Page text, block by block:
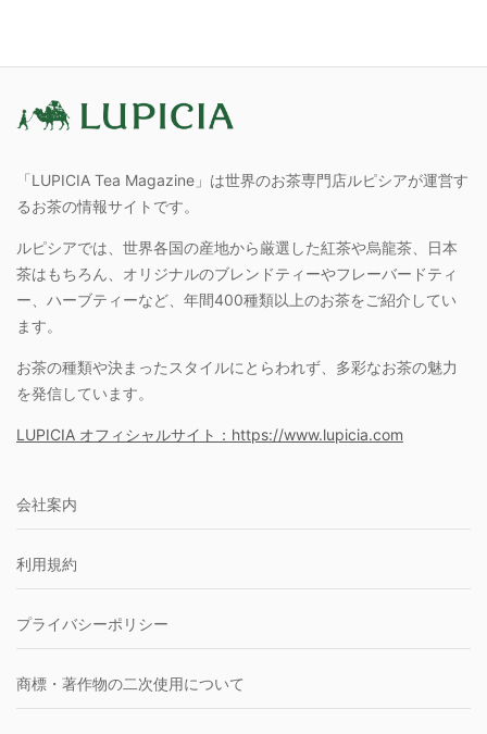
「LUPICIA Tea Magazine」は世界のお茶専門店ルピシアが運営す
るお茶の情報サイトです。
ルピシアでは、世界各国の産地から厳選した紅茶や烏龍茶、日本
茶はもちろん、オリジナルのブレンドティーやフレーバードティ
ー、ハーブティーなど、年間400種類以上のお茶をご紹介してい
ます。
お茶の種類や決まったスタイルにとらわれず、多彩なお茶の魅力
を発信しています。
LUPICIA オフィシャルサイト：https://www.lupicia.com
会社案内
利用規約
プライバシーポリシー
商標・著作物の二次使用について